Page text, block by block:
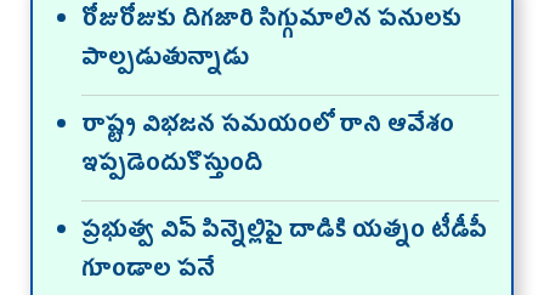
రోజురోజుకు దిగజారి సిగ్గుమాలిన పనులకు
పాల్పడుతున్నాడు
రాష్ట్ర విభజన సమయంలో రాని ఆవేశం
ఇప్పడెందుకొస్తుంది
ప్రభుత్వ విప్‌ పిన్నెల్లిపై దాడికి యత్నం టీడీపీ
గూండాల పనే